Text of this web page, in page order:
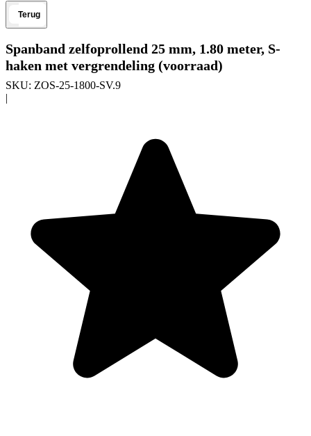
Terug
Spanband zelfoprollend 25 mm, 1.80 meter, S-
haken met vergrendeling (voorraad)
SKU: ZOS-25-1800-SV.9
|